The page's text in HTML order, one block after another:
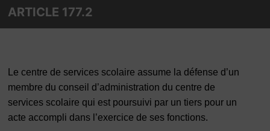
ARTICLE 177.2
Le centre de services scolaire assume la défense d’un
membre du conseil d’administration du centre de
services scolaire qui est poursuivi par un tiers pour un
acte accompli dans l’exercice de ses fonctions.